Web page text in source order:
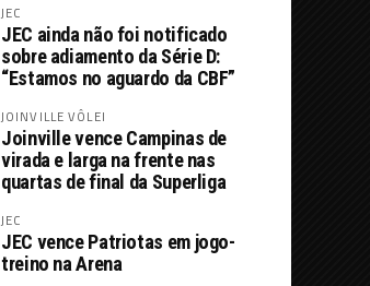
JEC
JEC ainda não foi notificado
sobre adiamento da Série D:
“Estamos no aguardo da CBF”
JOINVILLE VÔLEI
Joinville vence Campinas de
virada e larga na frente nas
quartas de final da Superliga
JEC
JEC vence Patriotas em jogo-
treino na Arena